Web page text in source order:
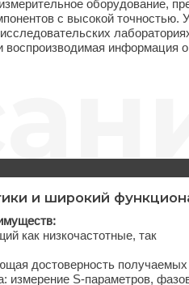
так
получаемых данных
фазовых
и других компонентов
разработчиков и инженеров,
лабораториях и на
информация о поведении